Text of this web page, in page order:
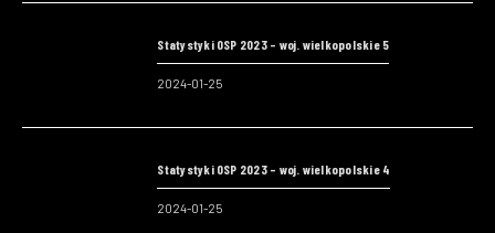
Statystyki OSP 2023 – woj. wielkopolskie 5
2024-01-25
Statystyki OSP 2023 – woj. wielkopolskie 4
2024-01-25